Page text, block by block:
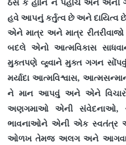
ઠેસ કે હાનિ ન પહોંચે અને એની
હવે આપનું કર્તુત્વ છે અને દાયિત્વ
એને માત્ર અને માત્ર
બદલે એનો આત્મવિકાસ
મુક્તપણે વ્હ્ર્વાને મુક્ત ગગન
મર્યાદા આત્મવિશ્વાસ,
ને માન આપવું અને એને
અણગમાઓ એની સંવેદનાઓ,
ભાવનાઓને એની એક સ્વતંત્ર
ઓળખ તેમજ અલગ અને આગવા